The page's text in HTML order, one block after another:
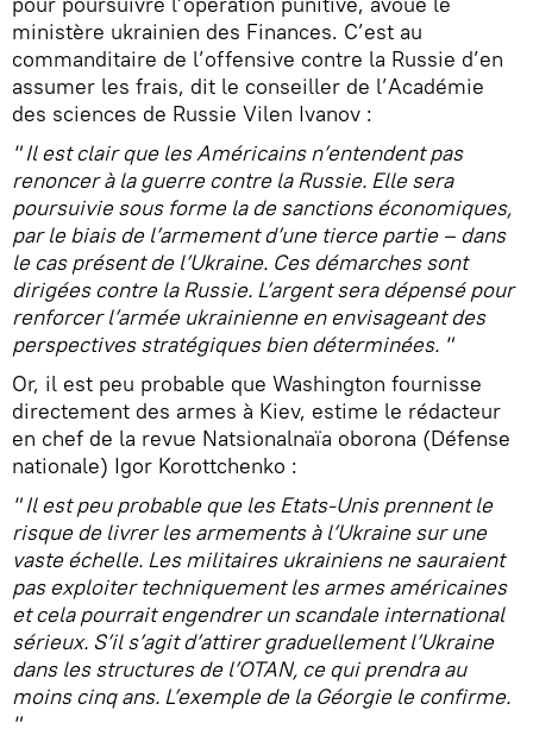
ministère ukrainien des Finances. C’est au
commanditaire de l’offensive contre la Russie d’en
assumer les frais, dit le conseiller de l’Académie
des sciences de Russie Vilen Ivanov :
" Il est clair que les Américains n’entendent pas
renoncer à la guerre contre la Russie. Elle sera
poursuivie sous forme la de sanctions économiques,
par le biais de l’armement d’une tierce partie – dans
le cas présent de l’Ukraine. Ces démarches sont
dirigées contre la Russie. L’argent sera dépensé pour
renforcer l’armée ukrainienne en envisageant des
perspectives stratégiques bien déterminées. "
Or, il est peu probable que Washington fournisse
directement des armes à Kiev, estime le rédacteur
en chef de la revue Natsionalnaïa oborona (Défense
nationale) Igor Korottchenko :
" Il est peu probable que les Etats-Unis prennent le
risque de livrer les armements à l’Ukraine sur une
vaste échelle. Les militaires ukrainiens ne sauraient
pas exploiter techniquement les armes américaines
et cela pourrait engendrer un scandale international
sérieux. S’il s’agit d’attirer graduellement l’Ukraine
dans les structures de l’OTAN, ce qui prendra au
moins cinq ans. L’exemple de la Géorgie le confirme.
"